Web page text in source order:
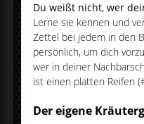
Du weißt nicht, wer
Lerne sie kennen und
Zettel bei jedem in den
persönlich, um dich
wer in deiner
ist einen platten Reifen
Der eigene